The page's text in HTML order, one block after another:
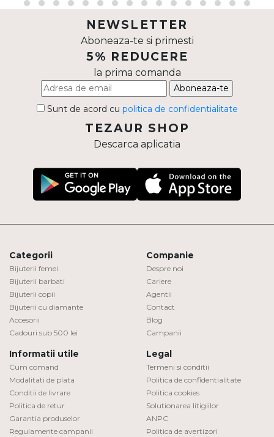
NEWSLETTER
Aboneaza-te si primesti
5% REDUCERE
la prima comanda
Aboneaza-te
Sunt de acord cu politica de confidentialitate
TEZAUR SHOP
Descarca aplicatia
Categorii
Bijuterii femei
Bijuterii barbati
Bijuterii copii
Bijuterii cu diamante
Accesorii
Cadouri sub 500 lei
Companie
Despre noi
Cariere
Agentii
Contact
Blog
Campanii
Informatii utile
Cum comand
Modalitati de plata
Conditii de livrare
Politica de retur
Garantia produselor
Regulamente campanii
Legal
Termeni si conditii
Politica de confidentialitate
Politica cookies
Solutionarea litigiilor
ANPC
Politica de avertizori